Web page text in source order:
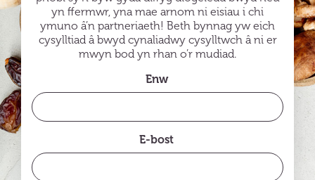
yn ffermwr, yna mae arnom ni eisiau i chi
ymuno â’n partneriaeth! Beth bynnag yw eich
cysylltiad â bwyd cynaliadwy cysylltwch â ni er
mwyn bod yn rhan o’r mudiad.
Enw
E-bost